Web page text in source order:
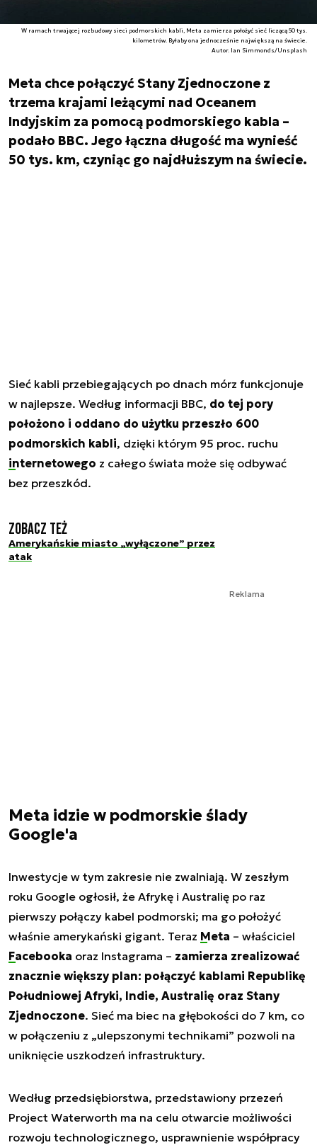
W ramach trwającej rozbudowy sieci podmorskich kabli, Meta zamierza położyć sieć liczącą 50 tys.
kilometrów. Byłaby ona jednocześnie największą na świecie.
Autor. Ian Simmonds/Unsplash
Meta chce połączyć Stany Zjednoczone z
trzema krajami leżącymi nad Oceanem
Indyjskim za pomocą podmorskiego kabla –
podało BBC. Jego łączna długość ma wynieść
50 tys. km, czyniąc go najdłuższym na świecie.
Sieć kabli przebiegających po dnach mórz funkcjonuje
w najlepsze. Według informacji BBC, do tej pory
położono i oddano do użytku przeszło 600
podmorskich kabli, dzięki którym 95 proc. ruchu
internetowego z całego świata może się odbywać
bez przeszkód.
Zobacz też
Amerykańskie miasto „wyłączone” przez
atak
Reklama
Meta idzie w podmorskie ślady
Google'a
Inwestycje w tym zakresie nie zwalniają. W zeszłym
roku Google ogłosił, że Afrykę i Australię po raz
pierwszy połączy kabel podmorski; ma go położyć
właśnie amerykański gigant. Teraz Meta – właściciel
Facebooka oraz Instagrama – zamierza zrealizować
znacznie większy plan: połączyć kablami Republikę
Południowej Afryki, Indie, Australię oraz Stany
Zjednoczone. Sieć ma biec na głębokości do 7 km, co
w połączeniu z „ulepszonymi technikami” pozwoli na
uniknięcie uszkodzeń infrastruktury.
Według przedsiębiorstwa, przedstawiony przezeń
Project Waterworth ma na celu otwarcie możliwości
rozwoju technologicznego, usprawnienie współpracy